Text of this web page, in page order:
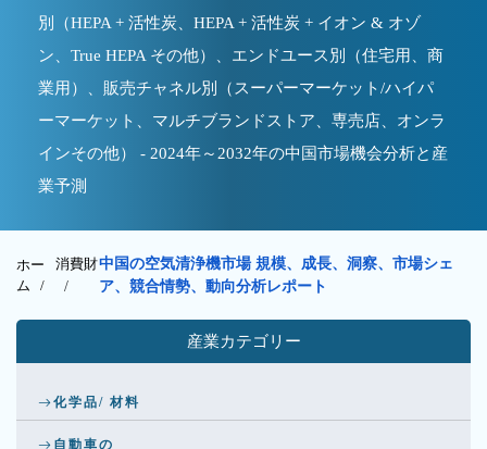
別（HEPA + 活性炭、HEPA + 活性炭 + イオン & オゾ
ン、True HEPA その他）、エンドユース別（住宅用、商
業用）、販売チャネル別（スーパーマーケット/ハイパ
ーマーケット、マルチブランドストア、専売店、オンラ
インその他） - 2024年～2032年の中国市場機会分析と産
業予測
ホー
ム /
消費財
/
中国の空気清浄機市場 規模、成長、洞察、市場シェ
ア、競合情勢、動向分析レポート
産業カテゴリー
化学品/ 材料
自動車の